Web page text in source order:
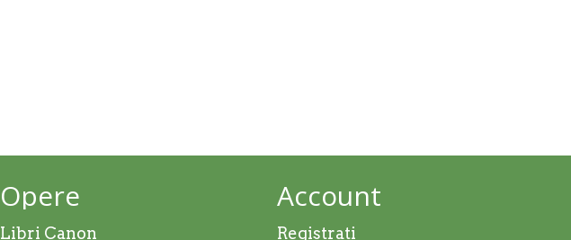
Opere
Libri Canon
Account
Registrati